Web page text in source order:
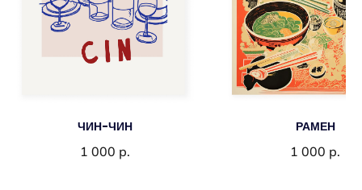
ЧИН-ЧИН
1 000 р.
РАМЕН
1 000 р.